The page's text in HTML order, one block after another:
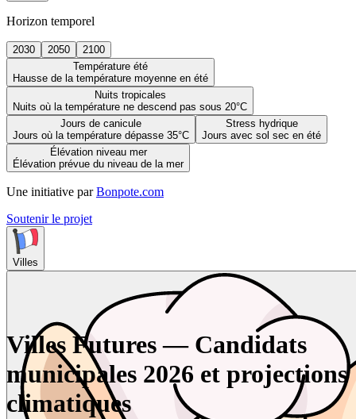
Horizon temporel
2030 2050
2100
Température été
Hausse de la température moyenne en été
Nuits tropicales
Nuits où la température ne descend pas sous 20°C
Jours de canicule
Jours où la température dépasse 35°C
Stress hydrique
Jours avec sol sec en été
Élévation niveau mer
Élévation prévue du niveau de la mer
Une initiative par Bonpote.com
Soutenir le projet
Villes
Villes Futures — Candidats
municipales 2026 et projections
climatiques